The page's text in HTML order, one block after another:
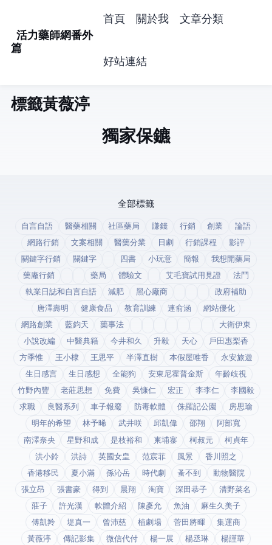
活力藥師網番外
篇
首頁 關於我 文章分類
好站連結
標籤: 黃薇渟 (1)
獨家保鑣
全部標籤
自言自語 醫藥相關 社區藥局 賺錢 行銷 創業
論語
網路行銷
文案相關 醫藥分業 日劇 行銷課程
影評
關鍵字行銷
關鍵字 四書 小玩意 簡報
我想開藥局
藥廠行銷
藥局 體驗文 艾毛寶試用見證
法鬥
執業日誌和自言自語
減肥 黑心廠商
政府補助
唐澤壽明
健康食品 教育訓練 連俞涵
網站優化
網路創業
藍鈞天 藥事法
大衛伊東
小說改編
中醫典籍 今井和久 升毅 天心
戶田惠梨香
方季惟
王小棣 王思平 半澤直樹 本假屋唯香
永安旅遊
生日感言
生日感想 全能狗 安東尼霍普金斯
年齡歧視
竹野內豐
老莊思想 免費 吳慷仁 宏正 李李仁
李國毅
求職
良醫系列 車子報廢 防毒軟體 侏羅記公園
房思瑜
明年的希望
林予晞 武井咲 邱凱偉 邵翔
阿部寬
南澤奈央
星野和成 是枝裕和 柬埔寨 柯叔元
柯貞年
洪小鈴
洪詩 英國女皇 范宸菲 風景
香川照之
香港移民
夏小滿 孫沁岳 時代劇 蚤不到
動物醫院
張立昂
張書豪 得到app 晨翔 淘寶 深田恭子
清野菜名
莊子
許光漢 軟體介紹 陳彥允 魚油
麻生久美子
傅凱羚
堤真一 曾沛慈 植劇場 菅田將暉
集運商
黃薇渟
傳記影集 微信代付 楊一展 楊丞琳 楊謹華